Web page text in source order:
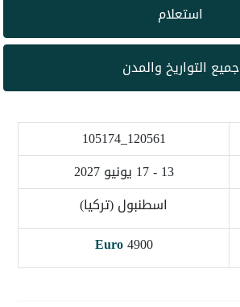
استعلام
جميع التواريخ والمدن
120561_105174
13 - 17 يونيو 2027
اسطنبول (تركيا)
4900
Euro